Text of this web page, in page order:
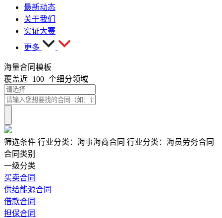
最新动态
关于我们
实证大赛
更多
海量合同模板
覆盖近 100 个细分领域
筛选条件 行业分类： 海事海商合同 行业分类： 海员劳务合同
合同类别
一级分类
买卖合同
供给能源合同
借款合同
担保合同